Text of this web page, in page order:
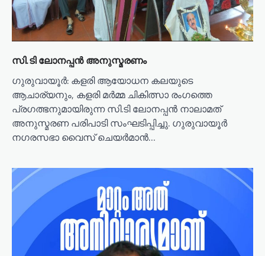
സി.ടി ലോനപ്പൻ അനുസ്മരണം
​ഗുരുവായൂർ: കളരി ആയോധന കലയുടെ
ആചാര്യനും, കളരി മർമ്മ ചികിത്സാ രംഗത്തെ
പ്രഗത്ഭനുമായിരുന്ന സി.ടി ലോനപ്പൻ നാലാമത്
അനുസ്മരണ പരിപാടി സംഘടിപ്പിച്ചു. ഗുരുവായൂർ
നഗരസഭാ വൈസ് ചെയർമാൻ…